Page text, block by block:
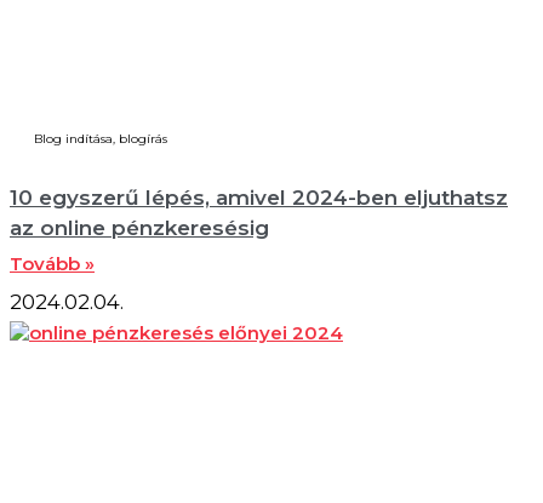
Blog indítása, blogírás
10 egyszerű lépés, amivel 2024-ben eljuthatsz
az online pénzkeresésig
Tovább »
2024.02.04.